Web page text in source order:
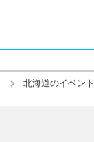
北海道のイベント